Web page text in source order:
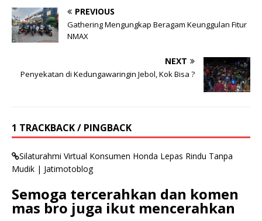
PREVIOUS
Gathering Mengungkap Beragam Keunggulan Fitur
NMAX
NEXT
Penyekatan di Kedungawaringin Jebol, Kok Bisa ?
1 TRACKBACK / PINGBACK
Silaturahmi Virtual Konsumen Honda Lepas Rindu Tanpa
Mudik | Jatimotoblog
Semoga tercerahkan dan komen
mas bro juga ikut mencerahkan